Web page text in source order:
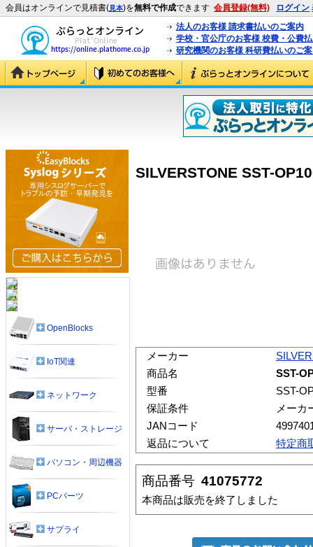
会員はオンラインで見積書(見本)を無料で作成できます 会員登録(無料) ログイン
法人のお客様 請求書払いのご案内
学校・官公庁のお客様 校費・公費
研究機関のお客様 科研費払いのご
SILVERSTONE SST-
メーカー
商品名
SST-
型番
SST-
保証条件
メーカ
JANコード
返品について
特定商
商品番号 41075772
本商品は販売を終了しました
OpenBlocks
IoT関連
ネットワーク
サーバ・ストレージ
パソコン・周辺機器
PCパーツ
サプライ